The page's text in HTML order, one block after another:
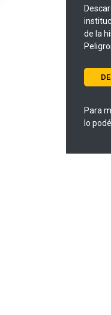
de la
Para
lo